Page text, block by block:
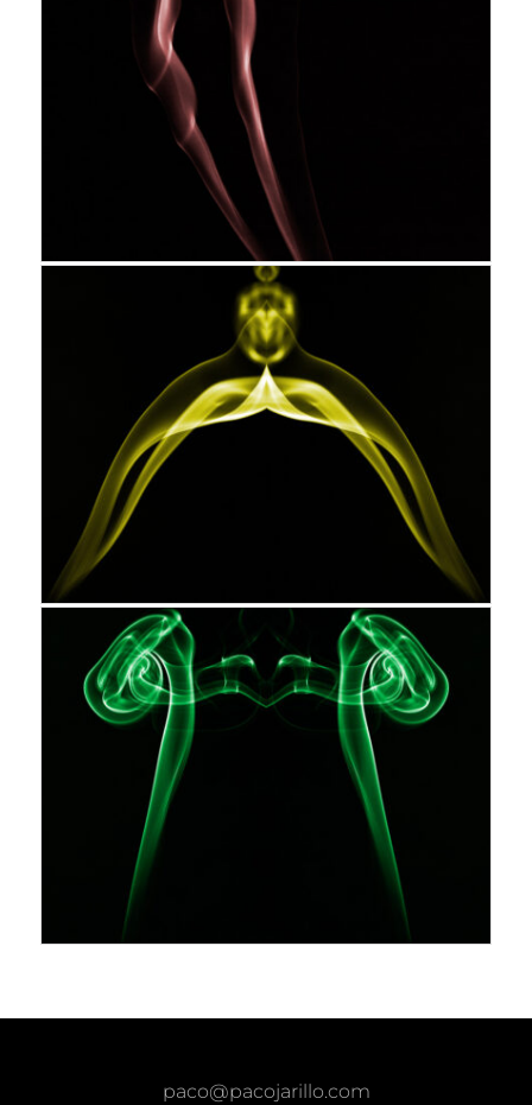
paco@pacojarillo.com